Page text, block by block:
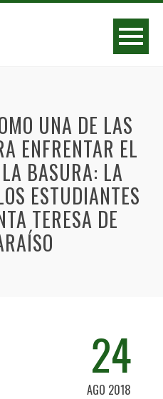
UNA DE LAS
ENFRENTAR EL
BASURA: LA
ESTUDIANTES
TERESA DE
24
AGO 2018